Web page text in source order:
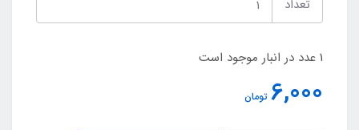
تعداد
1 عدد در انبار موجود است
6,000 تومان